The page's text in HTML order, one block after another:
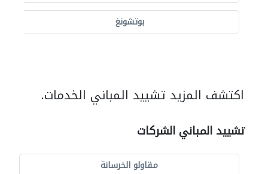
بوتشونغ
اكتشف المزيد تشييد المباني الخدمات.
تشييد المباني الشركات
مقاولو الخرسانة